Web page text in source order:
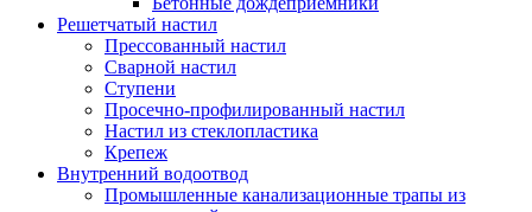
Решетчатый настил
Прессованный настил
Сварной настил
Ступени
Просечно-профилированный настил
Настил из стеклопластика
Крепеж
Внутренний водоотвод
Промышленные канализационные трапы из